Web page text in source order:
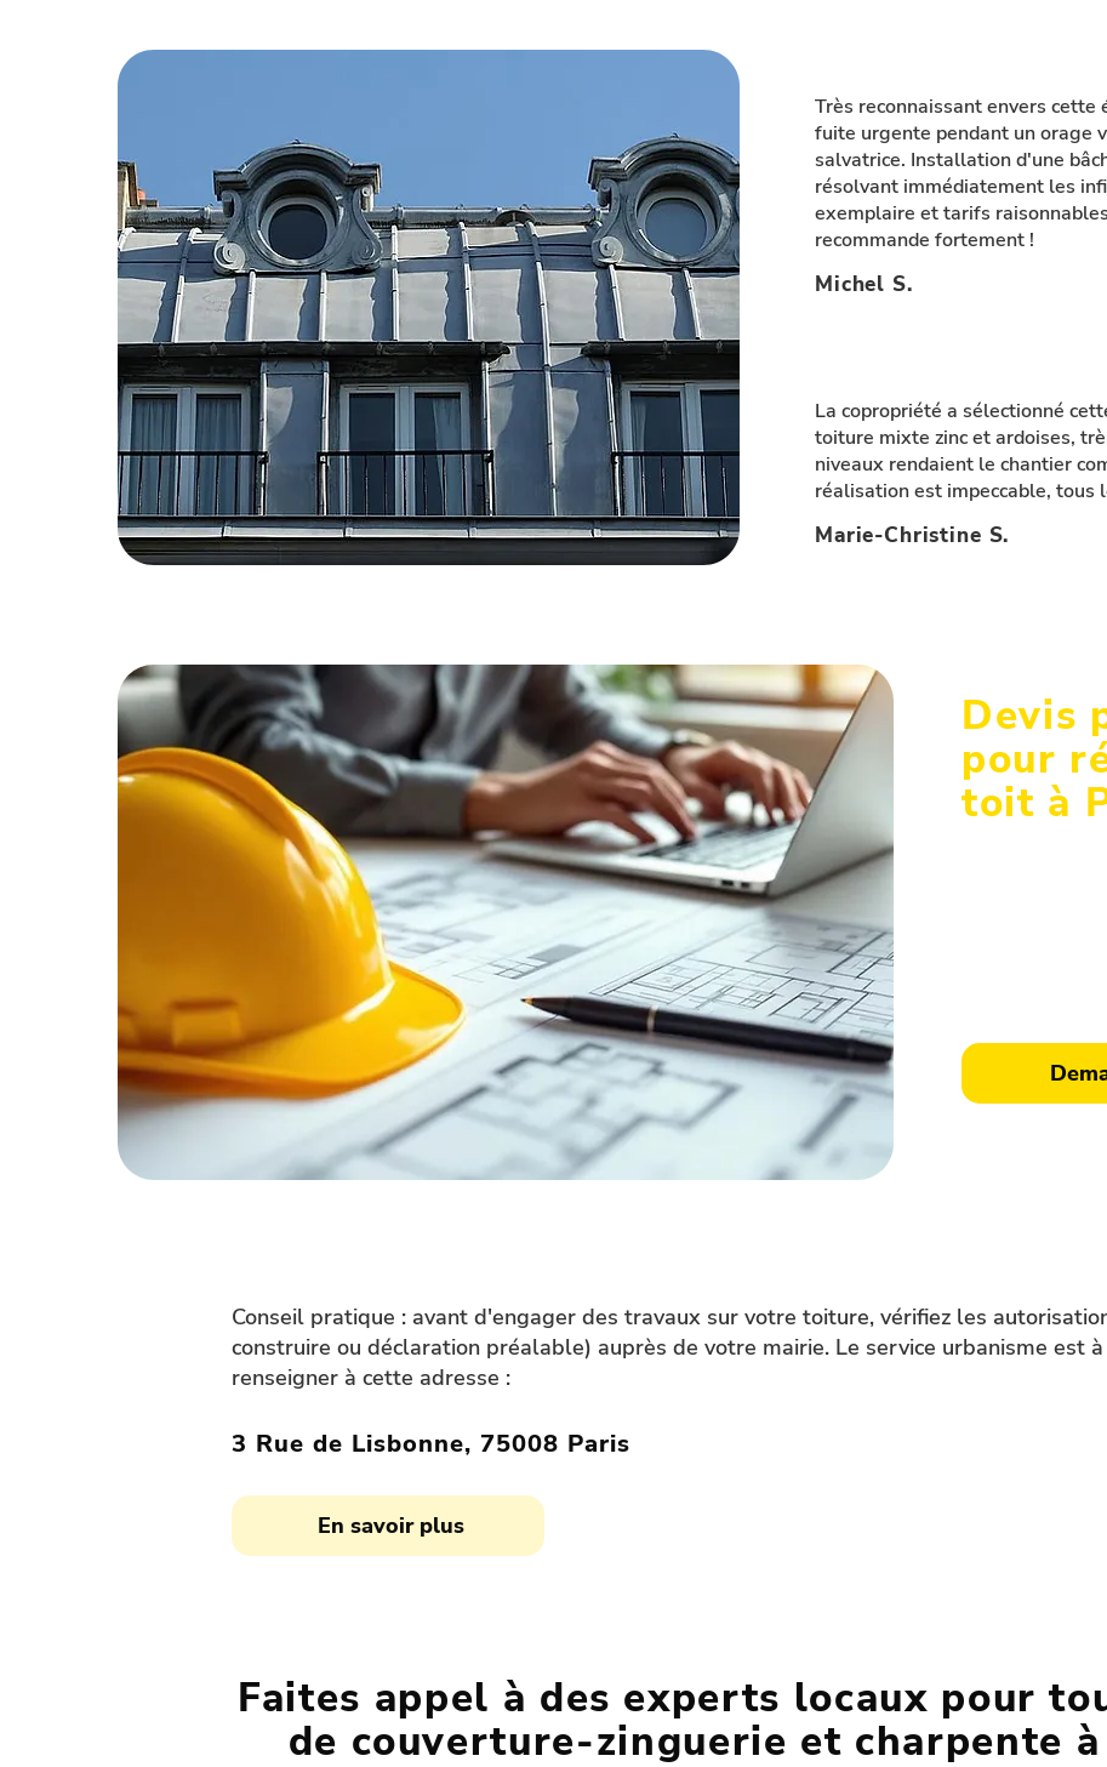
Très reconnaissant envers cette
fuite urgente pendant un orage
salvatrice. Installation d'une
résolvant immédiatement les
exemplaire et tarifs
recommande fortement !
Michel S.
La copropriété a sélectionné
toiture mixte zinc et ardoises,
niveaux rendaient le chantier
réalisation est impeccable,
Marie-Christine S.
Devis
pour
toit à
Conseil pratique : avant d'engager des travaux sur votre toiture, vérifiez les
construire ou déclaration préalable) auprès de votre mairie. Le service urbanisme est
renseigner à cette adresse :
3 Rue de Lisbonne, 75008 Paris
En savoir plus
Faites appel à des experts locaux pour
de couverture-zinguerie et charpente à